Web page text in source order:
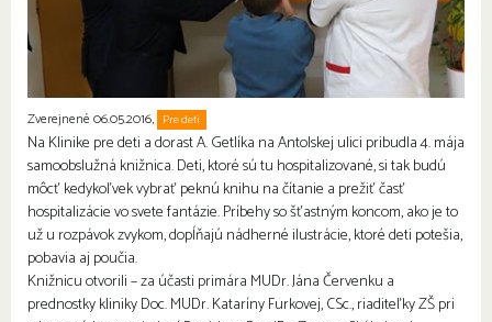
Zverejnené 06.05.2016, Pre deti
Na Klinike pre deti a dorast A. Getlíka na Antolskej ulici pribudla 4. mája
samoobslužná knižnica. Deti, ktoré sú tu hospitalizované, si tak budú
môcť kedykoľvek vybrať peknú knihu na čítanie a prežiť časť
hospitalizácie vo svete fantázie. Príbehy so šťastným koncom, ako je to
už u rozpávok zvykom, dopĺňajú nádherné ilustrácie, ktoré deti potešia,
pobavia aj poučia.
Knižnicu otvorili – za účasti primára MUDr. Jána Červenku a
prednostky kliniky Doc. MUDr. Kataríny Furkovej, CSc., riaditeľky ZŠ pri